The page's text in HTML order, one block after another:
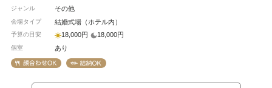
ジャンル その他
会場タイプ 結婚式場（ホテル内）
予算の目安 18,000円 18,000円
個室 あり